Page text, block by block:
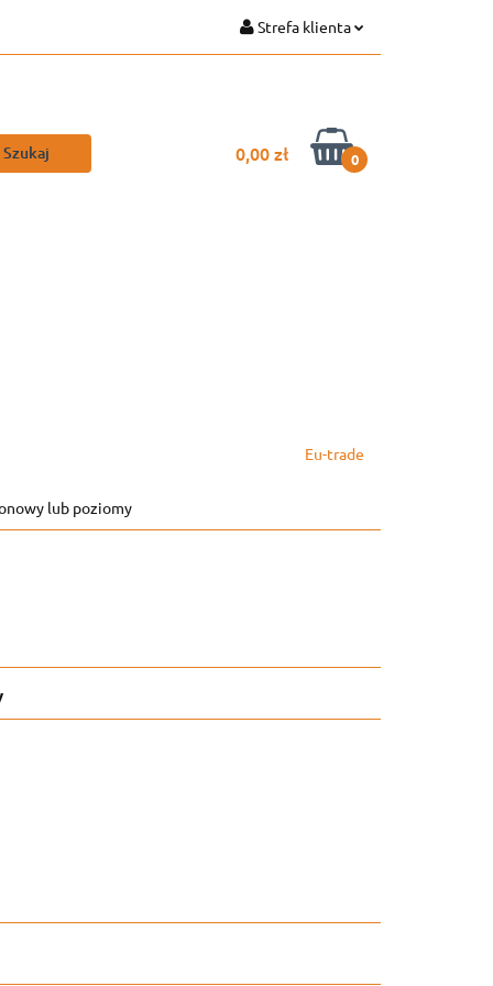
Strefa klienta
Dodaj zgłoszenie
0,00 zł 0
Eu-trade
lub poziomy